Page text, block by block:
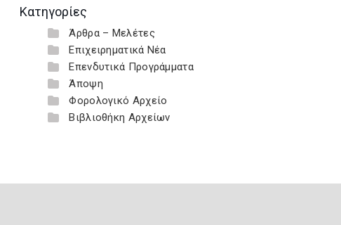
Κατηγορίες
Άρθρα – Μελέτες
Επιχειρηματικά Νέα
Επενδυτικά Προγράμματα
Άποψη
Φορολογικό Αρχείο
Βιβλιοθήκη Αρχείων